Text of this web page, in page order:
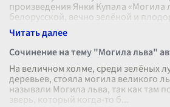
произведения Янки Купала «Могила
белорусской, вечно зелёной и
холм, на котором покоитс
Сочинение на тему "Могила льва"
На величном холме, среди зелёных
деревьев, стояла могила великого
называли Могила льва, так как там
зверь, который когда-то б